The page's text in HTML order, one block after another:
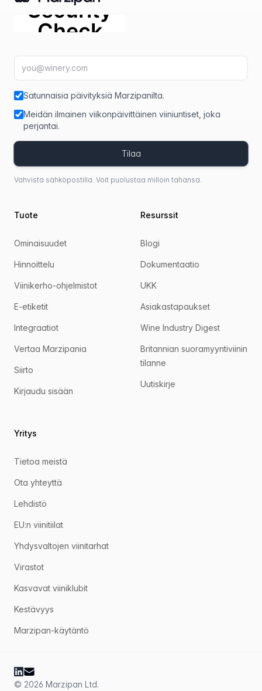
Sähköpostiosoite
Satunnaisia päivityksiä Marzipanilta.
Meidän ilmainen viikonpäivittäinen viiniuntiset, joka
perjantai.
Tilaa
Vahvista sähköpostilla. Voit puolustaa milloin tahansa.
Tuote
Ominaisuudet
Hinnoittelu
Viinikerho-ohjelmistot
E-etiketit
Integraatiot
Vertaa Marzipania
Siirto
Kirjaudu sisään
Resurssit
Blogi
Dokumentaatio
UKK
Asiakastapaukset
Wine Industry Digest
Britannian suoramyyntiviinin
tilanne
Uutiskirje
Yritys
Tietoa meistä
Ota yhteyttä
Lehdistö
EU:n viinitiilat
Yhdysvaltojen viinitarhat
Virastot
Kasvavat viiniklubit
Kestävyys
Marzipan-käytäntö
© 2026 Marzipan Ltd.